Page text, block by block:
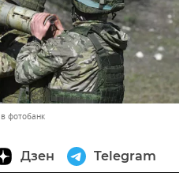
фотобанк
Дзен Telegram